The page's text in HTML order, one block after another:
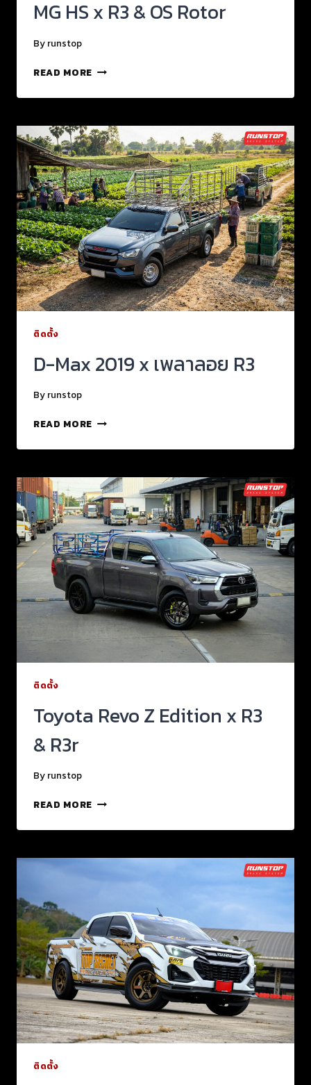
MG HS x R3 & OS Rotor
By runstop
READ MORE
ติดตั้ง
D-Max 2019 x เพลาลอย R3
By runstop
READ MORE
ติดตั้ง
Toyota Revo Z Edition x R3
& R3r
By runstop
READ MORE
ติดตั้ง